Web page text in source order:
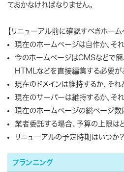
ておかなければなりません。
【リニューアル前に確認すべきホーム
現在のホームページは自作か、そ
今のホームページはCMSなどで簡
HTMLなどを直接編集する必要が
現在のドメインは維持するか、それ
現在のサーバーは維持するか、そ
現在のホームページの総ページ数
業者委託する場合、予算の上限は
リニューアルの予定時期はいつか？
プランニング